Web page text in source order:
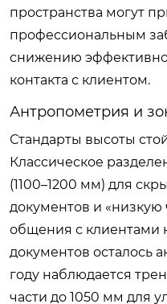
пространства могут
профессиональным
снижению
контакта с клиентом.
Антропометрия и
Стандарты высоты
Классическое
(1100–1200 мм) для
документов и «низкую
общения с клиентами
документов осталось
году наблюдается
части до 1050 мм для